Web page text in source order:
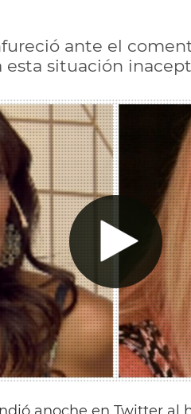
ante el
esta situación
anoche en Twitter al